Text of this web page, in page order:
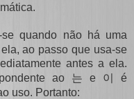
se quando não há uma
ao passo que usa-se
antes a ela.
ao 는 e 이
é
uso. Portanto: